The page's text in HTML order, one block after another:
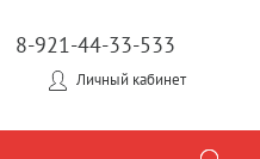
8-921-44-33-533
Личный кабинет